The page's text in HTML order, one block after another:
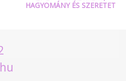
HAGYOMÁNY ÉS SZERETET